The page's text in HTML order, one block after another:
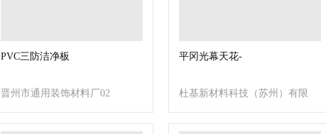
PVC三防洁净板
晋州市通用装饰材料厂02
平冈光幕天花-
杜基新材料科技（苏州）有限
公司